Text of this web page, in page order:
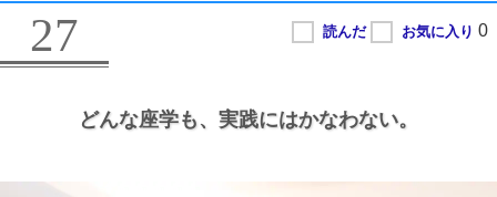
27
どんな座学も、 実践にはかなわない。